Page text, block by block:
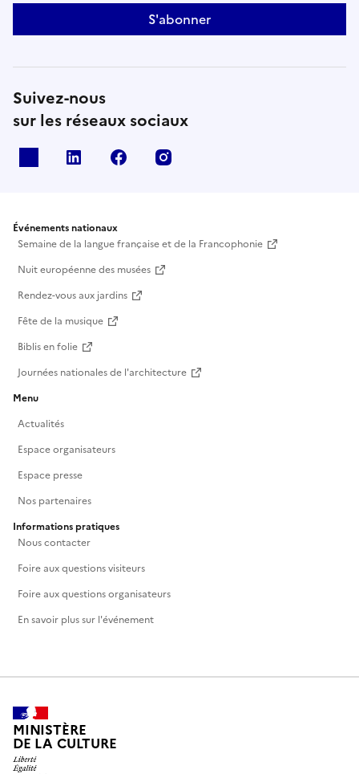
S'abonner
Suivez-nous
sur les réseaux sociaux
Linkedin Facebook
Événements nationaux
Semaine de la langue française et de la Francophonie
Nuit européenne des musées
Rendez-vous aux jardins
Fête de la musique
Biblis en folie
Journées nationales de l'architecture
Menu
Actualités
Espace organisateurs
Espace presse
Nos partenaires
Informations pratiques
Nous contacter
Foire aux questions visiteurs
Foire aux questions organisateurs
En savoir plus sur l'événement
MINISTÈRE
DE LA CULTURE